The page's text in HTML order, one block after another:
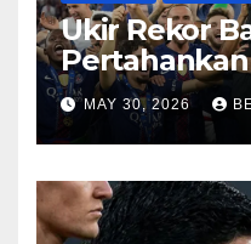
Ukir Rekor
Champions
MAY 30, 2026